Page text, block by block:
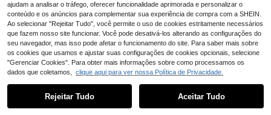
ajudam a analisar o tráfego, oferecer funcionalidade aprimorada e personalizar o
conteúdo e os anúncios para complementar sua experiência de compra com a SHEIN.
Ao selecionar "Rejeitar Tudo", você permite o uso de cookies estritamente necessários
que fazem nosso site funcionar. Você pode desativá-los alterando as configurações do
seu navegador, mas isso pode afetar o funcionamento do site. Para saber mais sobre
os cookies que usamos e ajustar suas configurações de cookies opcionais, selecione
"Gerenciar Cookies". Para obter mais informações sobre como processamos os
dados que coletamos, clique aqui para ver nossa Política de Privacidade.
Rejeitar Tudo Aceitar Tudo